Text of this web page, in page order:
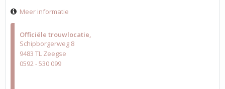
Officiële trouwlocatie
Schipborgerweg 8
9483 TL Zeegse
0592 - 530 099
Meer informatie